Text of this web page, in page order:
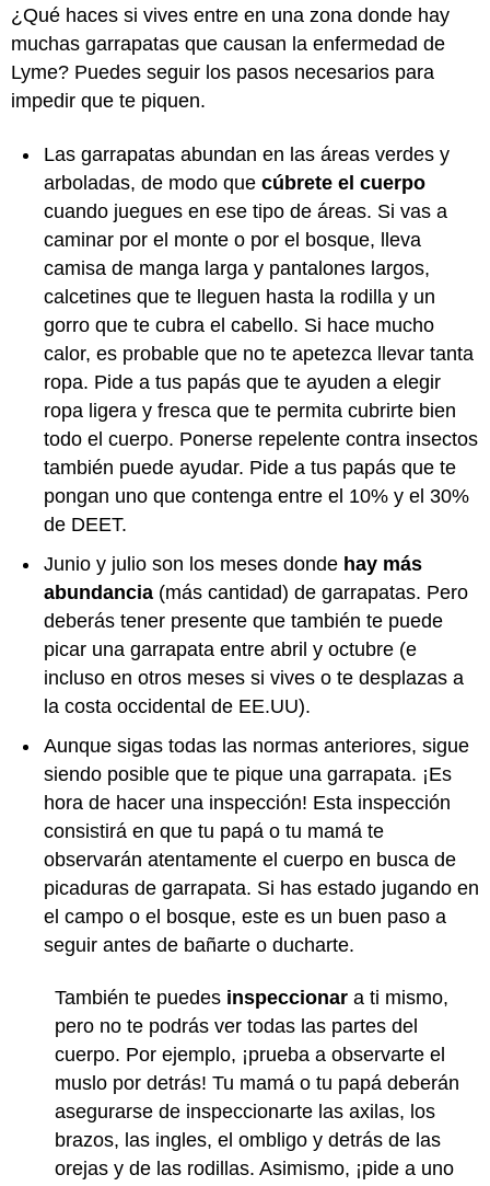
¿Qué haces si vives entre en una zona donde hay
muchas garrapatas que causan la enfermedad de
Lyme? Puedes seguir los pasos necesarios para
impedir que te piquen.
Las garrapatas abundan en las áreas verdes y
arboladas, de modo que cúbrete el cuerpo
cuando juegues en ese tipo de áreas. Si vas a
caminar por el monte o por el bosque, lleva
camisa de manga larga y pantalones largos,
calcetines que te lleguen hasta la rodilla y un
gorro que te cubra el cabello. Si hace mucho
calor, es probable que no te apetezca llevar tanta
ropa. Pide a tus papás que te ayuden a elegir
ropa ligera y fresca que te permita cubrirte bien
todo el cuerpo. Ponerse repelente contra insectos
también puede ayudar. Pide a tus papás que te
pongan uno que contenga entre el 10% y el 30%
de DEET.
Junio y julio son los meses donde hay más
abundancia (más cantidad) de garrapatas. Pero
deberás tener presente que también te puede
picar una garrapata entre abril y octubre (e
incluso en otros meses si vives o te desplazas a
la costa occidental de EE.UU).
Aunque sigas todas las normas anteriores, sigue
siendo posible que te pique una garrapata. ¡Es
hora de hacer una inspección! Esta inspección
consistirá en que tu papá o tu mamá te
observarán atentamente el cuerpo en busca de
picaduras de garrapata. Si has estado jugando en
el campo o el bosque, este es un buen paso a
seguir antes de bañarte o ducharte.
También te puedes inspeccionar a ti mismo,
pero no te podrás ver todas las partes del
cuerpo. Por ejemplo, ¡prueba a observarte el
muslo por detrás! Tu mamá o tu papá deberán
asegurarse de inspeccionarte las axilas, los
brazos, las ingles, el ombligo y detrás de las
orejas y de las rodillas. Asimismo, ¡pide a uno